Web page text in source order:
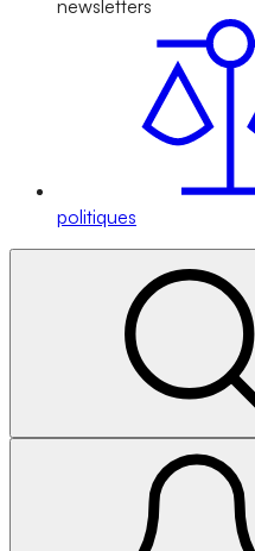
newsletters
politiques